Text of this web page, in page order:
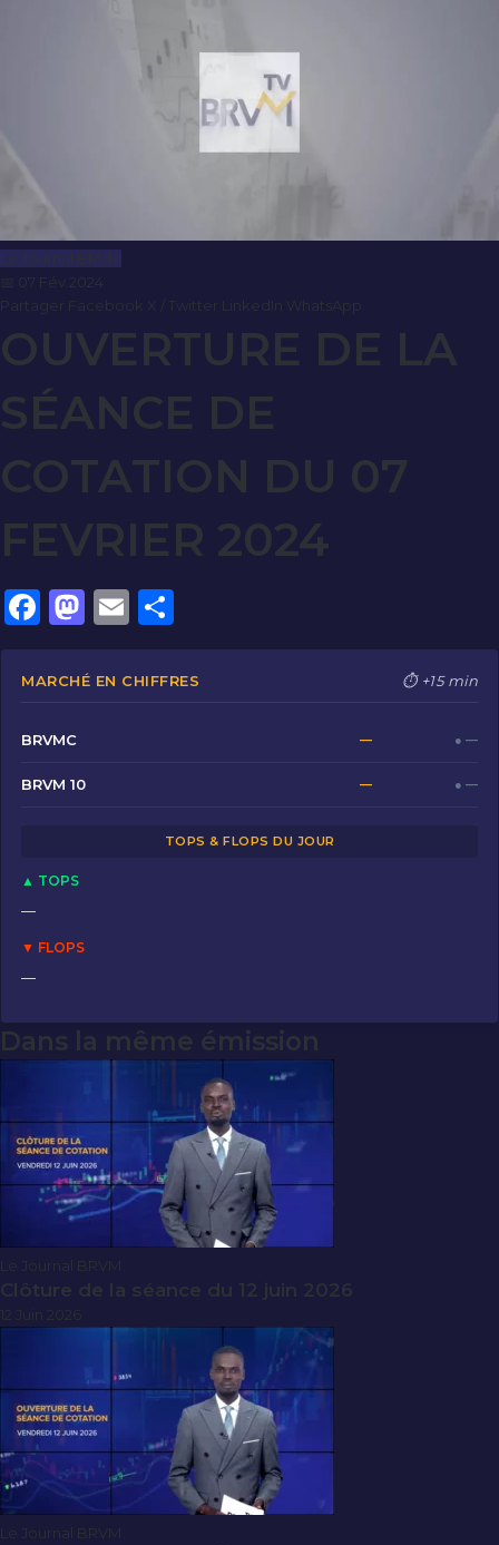
Le Journal BRVM
OUVERTURE DE LA
SÉANCE DE
COTATION DU 07
FEVRIER 2024
F
a
c
b
o
o
M
a
st
o
n
E
m
ai
ar
ta
MARCHÉ EN CHIFFRES ⏱ +15 min
BRVMC — ● —
BRVM 10 — ● —
TOPS & FLOPS DU JOUR
▲ TOPS
—
▼ FLOPS
—
Dans la même émission
Le Journal BRVM
Clôture de la séance du 12 juin 2026
Le Journal BRVM